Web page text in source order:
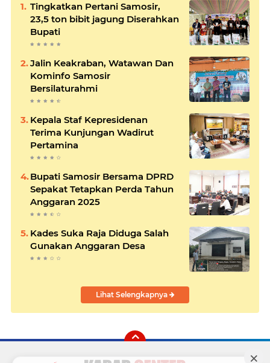
Tingkatkan Pertani Samosir,
23,5 ton bibit jagung Diserahkan
Bupati
Jalin Keakraban, Watawan Dan
Kominfo Samosir
Bersilaturahmi
Kepala Staf Kepresidenan
Terima Kunjungan Wadirut
Pertamina
Bupati Samosir Bersama DPRD
Sepakat Tetapkan Perda Tahun
Anggaran 2025
Kades Suka Raja Diduga Salah
Gunakan Anggaran Desa
Lihat Selengkapnya